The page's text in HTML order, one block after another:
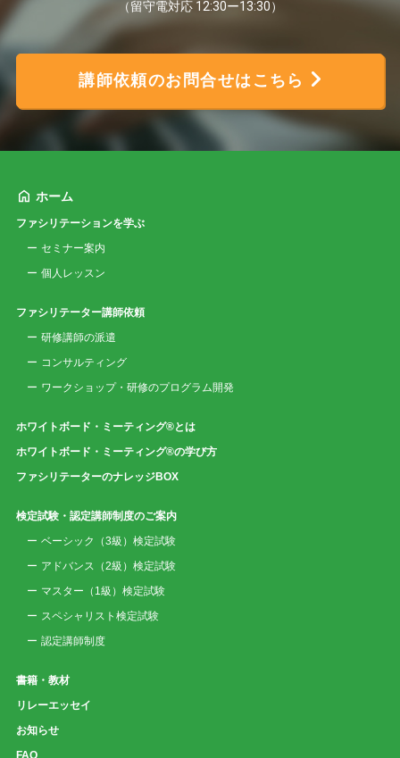
（留守電対応 12:30ー13:30）
講師依頼のお問合せはこちら
ホーム
ファシリテーションを学ぶ
セミナー案内
個人レッスン
ファシリテーター講師依頼
研修講師の派遣
コンサルティング
ワークショップ・研修のプログラム開発
ホワイトボード・ミーティング®とは
ホワイトボード・ミーティング®の学び方
ファシリテーターのナレッジBOX
検定試験・認定講師制度のご案内
ベーシック（3級）検定試験
アドバンス（2級）検定試験
マスター（1級）検定試験
スペシャリスト検定試験
認定講師制度
書籍・教材
リレーエッセイ
お知らせ
FAQ